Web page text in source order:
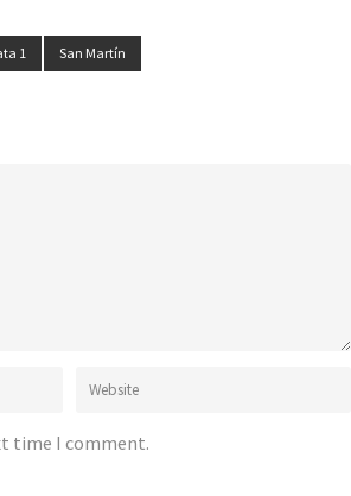
1 San Martín
time I comment.